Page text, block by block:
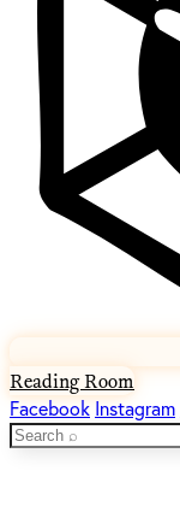
Reading Room
Facebook Instagram